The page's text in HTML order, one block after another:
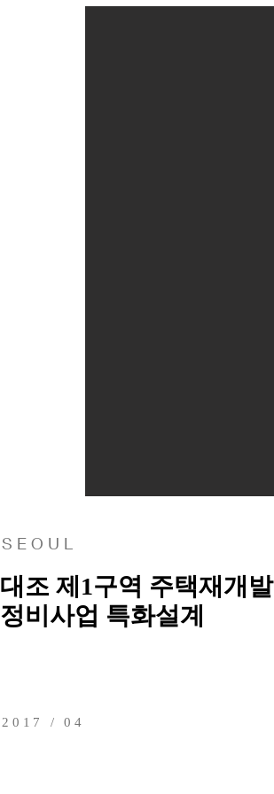
S E O U L
대조 제1구역 주택재개발
정비사업 특화설계
2017 / 04